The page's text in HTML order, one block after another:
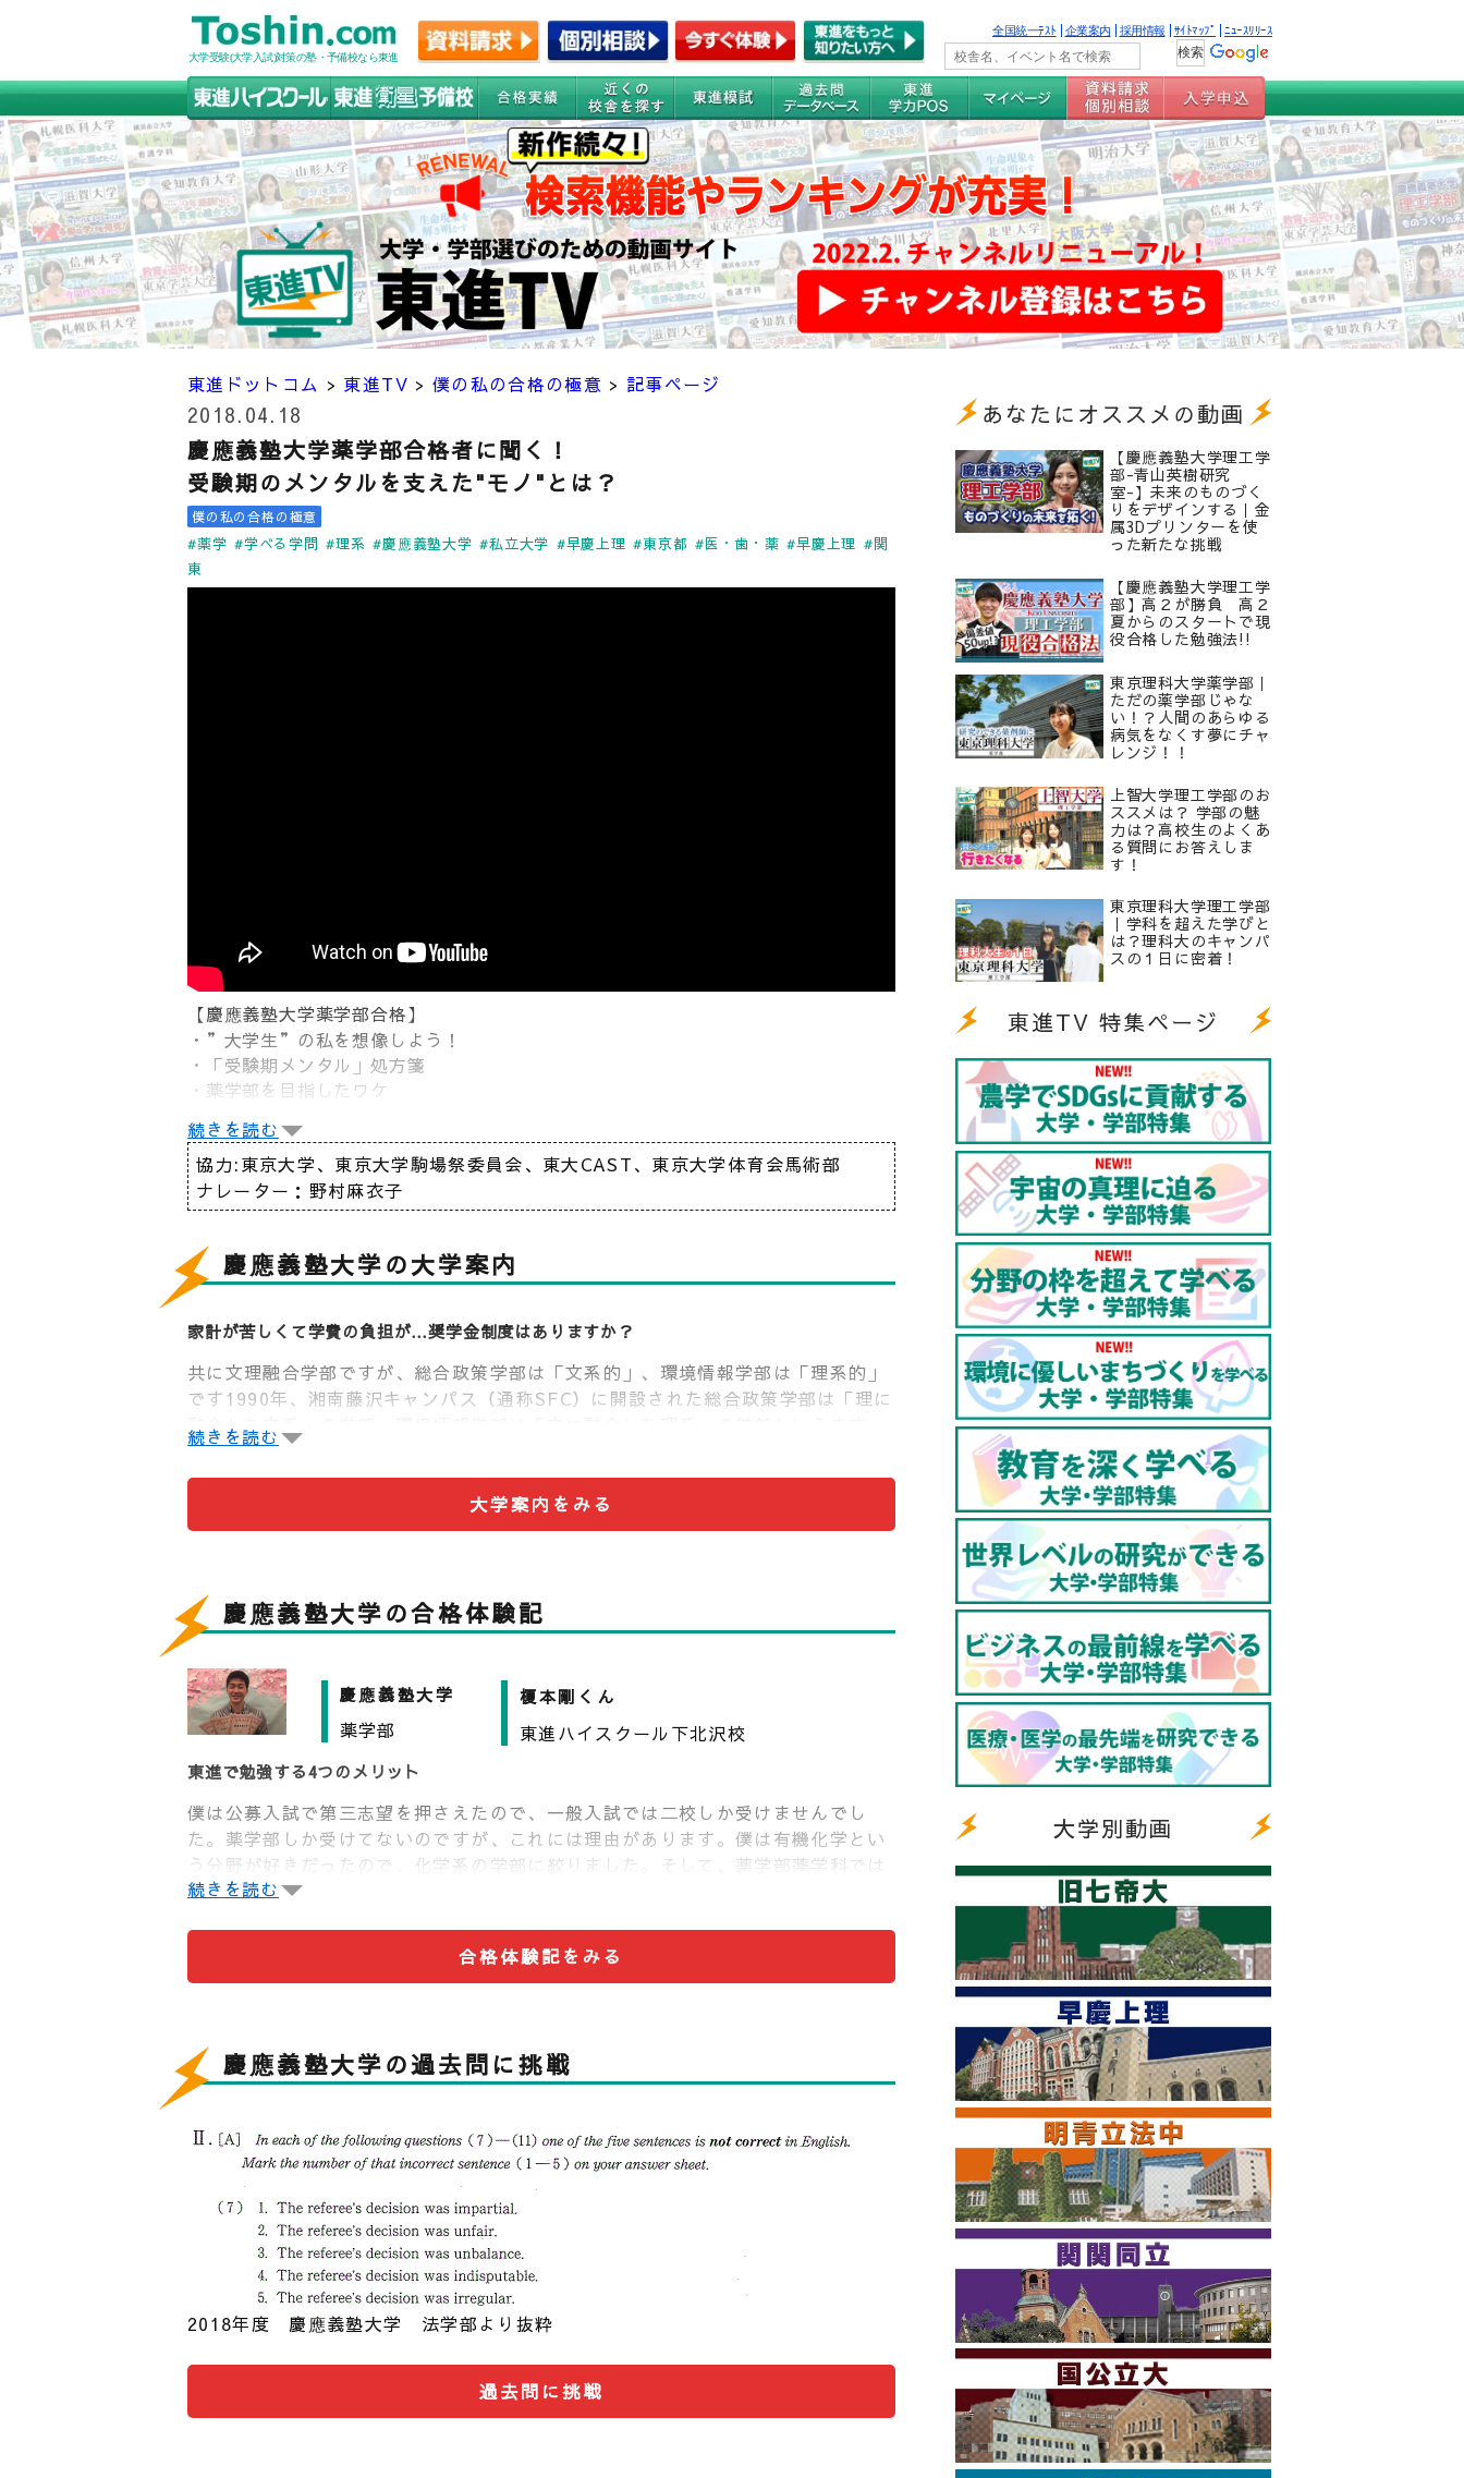
大学受験(大学入試)対策の塾・予備校なら東進
全国統一ﾃｽﾄ 企業案内 採用情報 ｻｲﾄﾏｯﾌﾟ ﾆｭｰｽﾘﾘｰｽ
東進ドットコム > 東進TV > 僕の私の合格の極意 > 記事ページ
2018.04.18
慶應義塾大学薬学部合格者に聞く！
受験期のメンタルを支えた"モノ"とは？
僕の私の合格の極意
#薬学 #学べる学問 #理系 #慶應義塾大学 #私立大学 #早慶上理 #東京都 #医・歯・薬 #早慶上理 #関
東
【慶應義塾大学薬学部合格】
・”大学生”の私を想像しよう！
・「受験期メンタル」処方箋
・薬学部を目指したワケ
進に通い、慶應義塾大学薬学部に受かった合格者の体験記。
続きを読む
協力:東京大学、東京大学駒場祭委員会、東大CAST、東京大学体育会馬術部
ナレーター：野村麻衣子
慶應義塾大学の大学案内
家計が苦しくて学費の負担が…奨学金制度はありますか？
共に文理融合学部ですが、総合政策学部は「文系的」、環境情報学部は「理系的」
です1990年、湘南藤沢キャンパス（通称SFC）に開設された総合政策学部は「理に
融合した文系」の学部、環境情報学部は「文に融合した理系」の学部といえます
が、学生はいずれの学部の授業や研究会（ゼミ）でも自由に学ぶことができます。
総合政策学部は政策デザイン、社会イノベーション、国際戦略、経営・組織、都
市・地域戦略の5つに大きく分野が分かれます。
続きを読む
大学案内をみる
慶應義塾大学の合格体験記
慶應義塾大学
薬学部
榎本剛くん
東進ハイスクール下北沢校
東進で勉強する4つのメリット
僕は公募入試で第三志望を押さえたので、一般入試では二校しか受けませんでし
た。薬学部しか受けてないのですが、これには理由があります。僕は有機化学とい
う分野が好きだったので、化学系の学部に絞りました。そして、薬学部薬学科では
薬剤師の資格をとれるので、薬学部に決めました。
共通テスト対策は８月で１つの完成を迎えました。これは、過去問10年分を終えた
うえで、共通テスト本番レベル模試を受けたのが強く関係しています。
に絞った勉強をしていたからです。私立第一志望の人は併願可能な公募入試に受か
っておくと、一般入試に専念しやすくなります。ですが、併願可能な公募入試はメ
リットだけではありません。そこで受かったら、受験を終わらせることもできるの
で、勉強に身が入りにくくなることがあります。実際僕は勉強に身が入りにくくな
くなってしまいました。
次に記述模試です。５月から２ヶ月に一回あった記述模試ですが、判定としては
EEDDCというように上がっていきました。判定がすべてではありませんが、直前期
は判定が自信につながるので、模試は真剣に取り組むと良いと思います。
次に、各科目の偏差値推移です。英語は偏差値60前後、数学は偏差値70前後で安定
していました。これは、高２までに基礎を固めていたからこその成績だと思いま
す。また、化学は偏差値45から62まであげることができ、慶應大学の本番では8割
弱とれることができました。主要科目の基礎が固まっていると副教科で成績をあげ
やすくなるので、本格的に受験勉強が始まる頃までには、主要科目の基礎を固めて
続きを読む
合格体験記をみる
慶應義塾大学の過去問に挑戦
2018年度 慶應義塾大学 法学部より抜粋
過去問に挑戦
あなたにオススメの動画
【慶應義塾大学理工学
部-青山英樹研究
室-】未来のものづく
りをデザインする｜金
属3Dプリンターを使
った新たな挑戦
【慶應義塾大学理工学
部】高２が勝負 高２
夏からのスタートで現
役合格した勉強法!!
東京理科大学薬学部｜
ただの薬学部じゃな
い！？人間のあらゆる
病気をなくす夢にチャ
レンジ！！
上智大学理工学部のお
ススメは？ 学部の魅
力は？高校生のよくあ
る質問にお答えしま
す！
東京理科大学理工学部
｜学科を超えた学びと
は？理科大のキャンパ
スの１日に密着！
東進TV 特集ページ
大学別動画